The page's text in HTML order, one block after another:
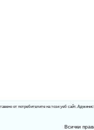
от потребителите на този уеб сайт.
Всички